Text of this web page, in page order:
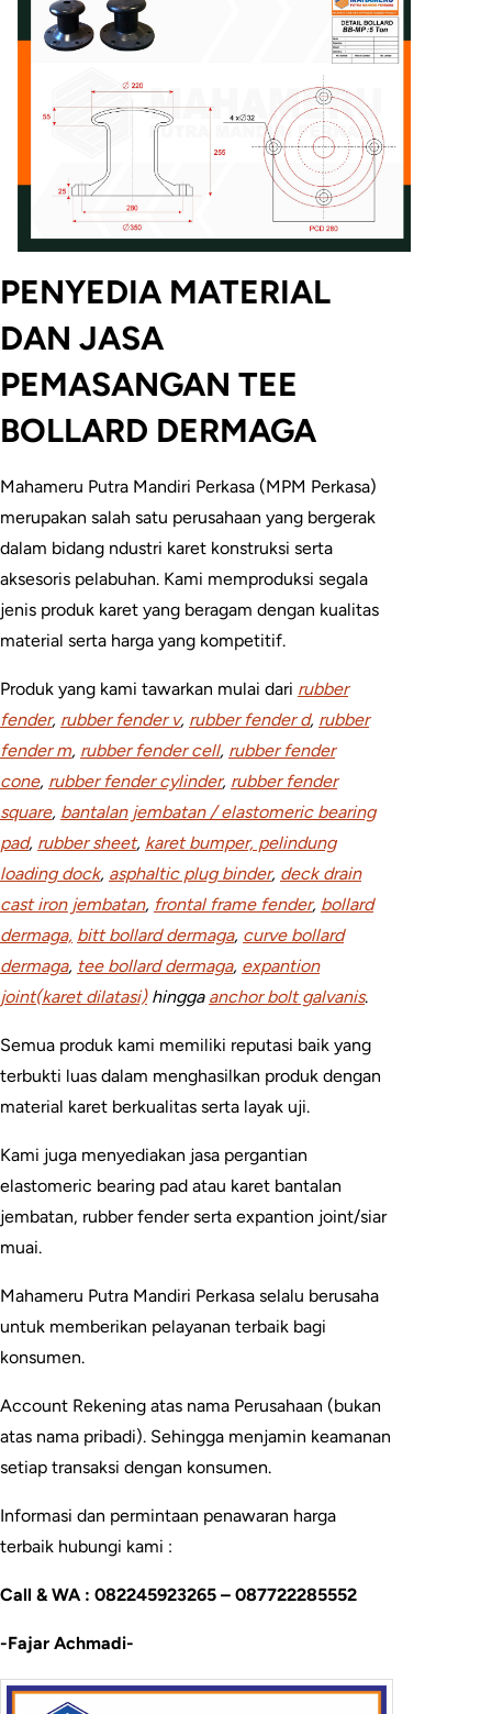
PENYEDIA MATERIAL
DAN JASA
PEMASANGAN TEE
BOLLARD DERMAGA
Mahameru Putra Mandiri Perkasa (MPM Perkasa)
merupakan salah satu perusahaan yang bergerak
dalam bidang ndustri karet konstruksi serta
aksesoris pelabuhan. Kami memproduksi segala
jenis produk karet yang beragam dengan kualitas
material serta harga yang kompetitif.
Produk yang kami tawarkan mulai dari rubber
fender, rubber fender v, rubber fender d, rubber
fender m, rubber fender cell, rubber fender
cone, rubber fender cylinder, rubber fender
square, bantalan jembatan / elastomeric bearing
pad, rubber sheet, karet bumper, pelindung
loading dock, asphaltic plug binder, deck drain
cast iron jembatan, frontal frame fender, bollard
dermaga, bitt bollard dermaga, curve bollard
dermaga, tee bollard dermaga, expantion
joint(karet dilatasi)hingga anchor bolt galvanis.
Semua produk kami memiliki reputasi baik yang
terbukti luas dalam menghasilkan produk dengan
material karet berkualitas serta layak uji.
Kami juga menyediakan jasa pergantian
elastomeric bearing pad atau karet bantalan
jembatan, rubber fender serta expantion joint/siar
muai.
Mahameru Putra Mandiri Perkasa selalu berusaha
untuk memberikan pelayanan terbaik bagi
konsumen.
Account Rekening atas nama Perusahaan (bukan
atas nama pribadi). Sehingga menjamin keamanan
setiap transaksi dengan konsumen.
Informasi dan permintaan penawaran harga
terbaik hubungi kami :
Call & WA : 082245923265 – 087722285552
-Fajar Achmadi-